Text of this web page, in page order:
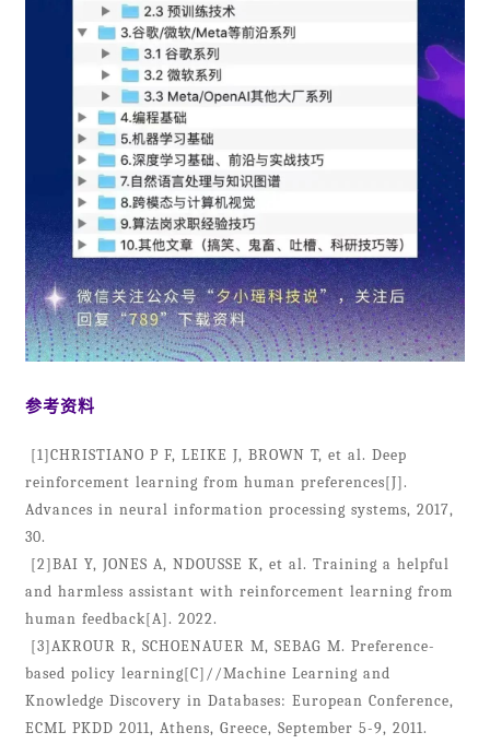
参考资料
[1]CHRISTIANO P F, LEIKE J, BROWN T, et al. Deep
reinforcement learning from human preferences[J].
Advances in neural information processing systems, 2017,
30.
[2]BAI Y, JONES A, NDOUSSE K, et al. Training a helpful
and harmless assistant with reinforcement learning from
human feedback[A]. 2022.
[3]AKROUR R, SCHOENAUER M, SEBAG M. Preference-
based policy learning[C]//Machine Learning and
Knowledge Discovery in Databases: European Conference,
ECML PKDD 2011, Athens, Greece, September 5-9, 2011.